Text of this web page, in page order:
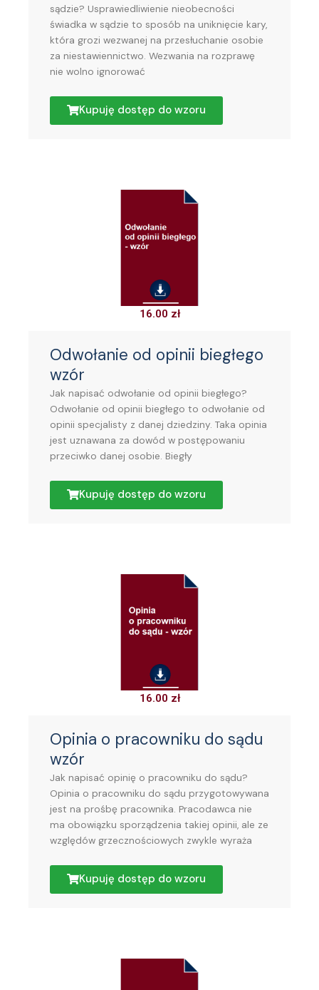
sądzie? Usprawiedliwienie nieobecności
świadka w sądzie to sposób na uniknięcie kary,
która grozi wezwanej na przesłuchanie osobie
za niestawiennictwo. Wezwania na rozprawę
nie wolno ignorować
Kupuję dostęp do wzoru
16.00 zł
Odwołanie od opinii biegłego
wzór
Jak napisać odwołanie od opinii biegłego?
Odwołanie od opinii biegłego to odwołanie od
opinii specjalisty z danej dziedziny. Taka opinia
jest uznawana za dowód w postępowaniu
przeciwko danej osobie. Biegły
Kupuję dostęp do wzoru
16.00 zł
Opinia o pracowniku do sądu
wzór
Jak napisać opinię o pracowniku do sądu?
Opinia o pracowniku do sądu przygotowywana
jest na prośbę pracownika. Pracodawca nie
ma obowiązku sporządzenia takiej opinii, ale ze
względów grzecznościowych zwykle wyraża
Kupuję dostęp do wzoru